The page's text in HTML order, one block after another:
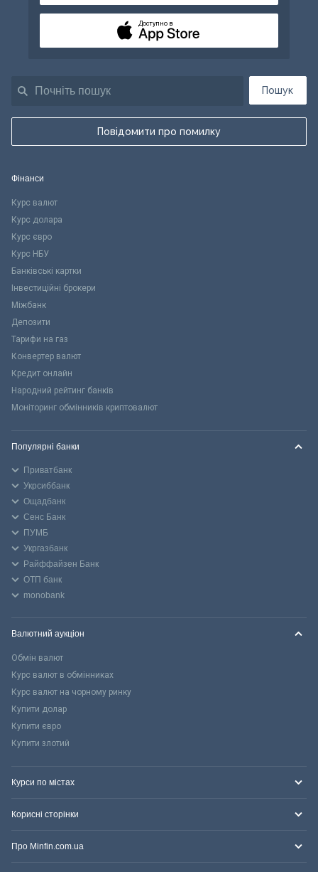
Пошук
Повідомити про помилку
Доступно в
Фінанси
Курс валют
Курс долара
Курс євро
Курс НБУ
Банківські картки
Інвестиційні брокери
Міжбанк
Депозити
Тарифи на газ
Конвертер валют
Кредит онлайн
Народний рейтинг банків
Моніторинг обмінників криптовалют
Популярні банки
Приватбанк
Укрсиббанк
Ощадбанк
Сенс Банк
ПУМБ
Укргазбанк
Райффайзен Банк
ОТП банк
monobank
Валютний аукціон
Обмін валют
Курс валют в обмінниках
Курс валют на чорному ринку
Купити долар
Купити євро
Купити злотий
Курси по містах
Корисні сторінки
Про Minfin.com.ua